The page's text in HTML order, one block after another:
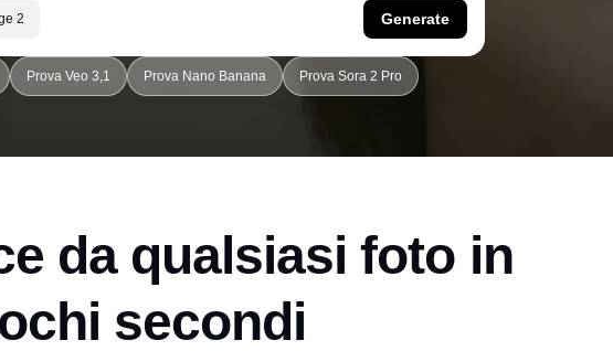
2 Generate
Prova Veo 3,1 Prova Nano Banana Prova Sora 2 Pro
da qualsiasi foto in
secondi